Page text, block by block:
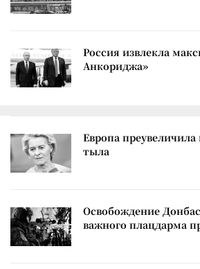
Россия извлекла
Анкориджа»
Европа преувеличила
тыла
Освобождение
важного плацдарма